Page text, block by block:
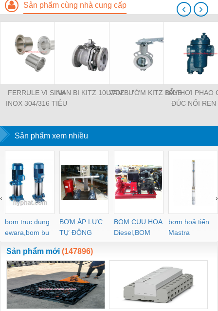
Sản phẩm cùng nhà cung cấp
FERRULE VI SINH
INOX 304/316 TIÊU
VAN BI KITZ 10UTDZVAN BƯỚM KITZ 10UBBẪY HƠI PHAO
ĐÚC NỐI REN
‹ ›
Sản phẩm xem nhiều
bom truc dung
ewara,bom bu
ewara
BƠM ÁP LỰC
TỰ ĐỘNG
BOM CUU HOA
Diesel,BOM
CHUA CHAY
bơm hoả tiển
Mastra
‹ ›
Sản phẩm mới (147896)